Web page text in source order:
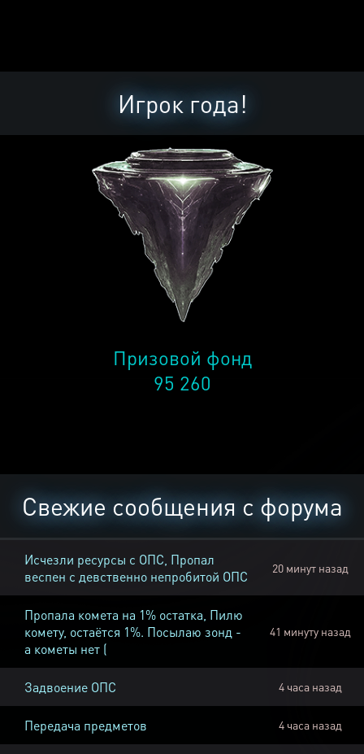
Игрок года!
Призовой фонд
95 260
Свежие сообщения с форума
Исчезли ресурсы с ОПС, Пропал
веспен с девственно непробитой ОПС
20 минут назад
Пропала комета на 1% остатка, Пилю
комету, остаётся 1%. Посылаю зонд -
а кометы нет (
41 минуту назад
Задвоение ОПС 4 часа назад
Передача предметов 4 часа назад